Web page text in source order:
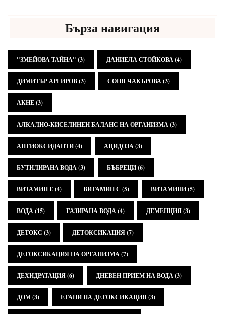
Бърза навигация
"ЗМЕЙОВА ТАЙНА" (3) ДАНИЕЛА СТОЙКОВА(4)
ДИМИТЪР АРГИРОВ(3) СОНЯ ЧАКЪРОВА(3)
АКНЕ(3)
АЛКАЛНО-КИСЕЛИНЕН БАЛАНС НА ОРГАНИЗМА(3)
АНТИОКСИДАНТИ(4) АЦИДОЗА(3)
БУТИЛИРАНА ВОДА(3) БЪБРЕЦИ(6)
ВИТАМИН Е(4) ВИТАМИН С (5) ВИТАМИНИ(5)
ВОДА(15) ГАЗИРАНА ВОДА(4) ДЕМЕНЦИЯ(3)
ДЕТОКС (3) ДЕТОКСИКАЦИЯ(7)
ДЕТОКСИКАЦИЯ НА ОРГАНИЗМА(7)
ДЕХИДРАТАЦИЯ(6) ДНЕВЕН ПРИЕМ НА ВОДА(3)
ДОМ(3) ЕТАПИ НА ДЕТОКСИКАЦИЯ(3)